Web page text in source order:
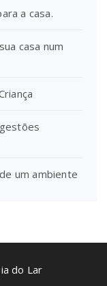
a casa.
casa num
um ambiente
do Lar